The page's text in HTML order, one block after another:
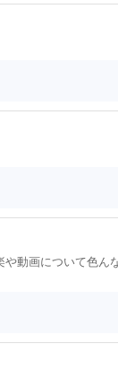
動画について色ん